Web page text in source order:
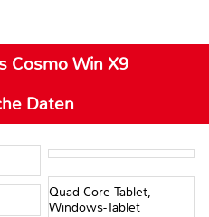
Cosmo Win X9
Daten
Quad-Core-Tablet,
Windows-Tablet